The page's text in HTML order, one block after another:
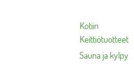
Kotiin
Keittiötuotteet
Sauna ja kylpy